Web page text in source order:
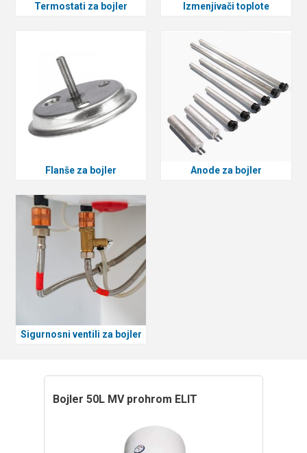
Termostati za bojler Izmenjivači toplote
Flanše za bojler Anode za bojler
Sigurnosni ventili za bojler
bojler 50L MV prohrom ELIT